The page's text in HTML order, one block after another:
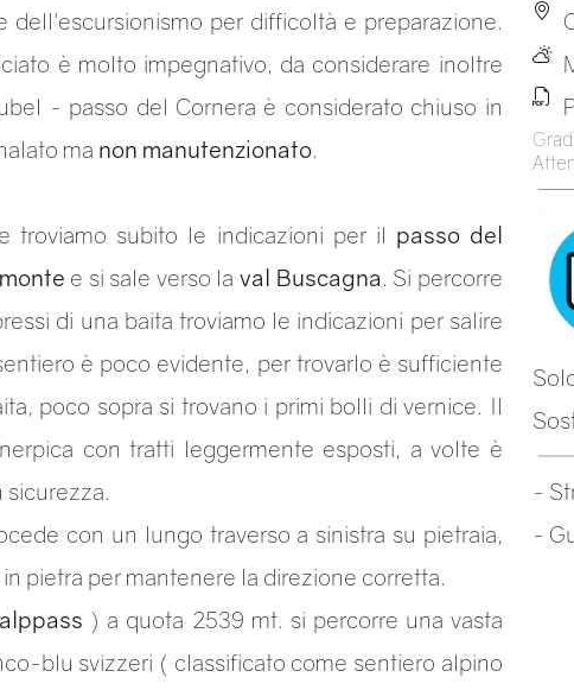
dell'escursionismo per difficoltà e preparazione.
è molto impegnativo, da considerare inoltre
- passo del Cornera è considerato chiuso in
ma non manutenzionato.
troviamo subito le indicazioni per il passo del
e si sale verso laval Buscagna. Si percorre
di una baita troviamo le indicazioni per salire
è poco evidente, per trovarlo è sufficiente
poco sopra si trovano i primi bolli di vernice. Il
con tratti leggermente esposti, a volte è
sicurezza.
con un lungo traverso a sinistra su pietraia,
pietra per mantenere la direzione corretta.
) a quota 2539 mt. si percorre una vasta
blu svizzeri ( classificato come sentiero alpino
-
-